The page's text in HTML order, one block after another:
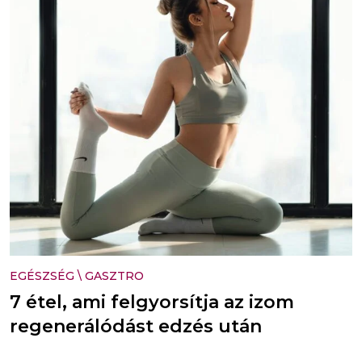
EGÉSZSÉG \ GASZTRO
7 étel, ami felgyorsítja az izom
regenerálódást edzés után